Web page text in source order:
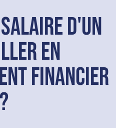
d'un
en
financier
?